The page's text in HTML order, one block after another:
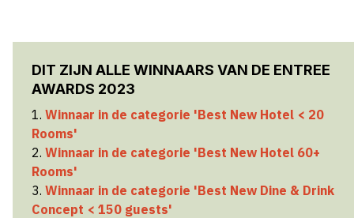
DIT ZIJN ALLE WINNAARS VAN DE ENTREE
AWARDS 2023
1. Winnaar in de categorie 'Best New Hotel < 20
Rooms'
2. Winnaar in de categorie 'Best New Hotel 60+
Rooms'
3. Winnaar in de categorie 'Best New Dine & Drink
Concept < 150 guests'